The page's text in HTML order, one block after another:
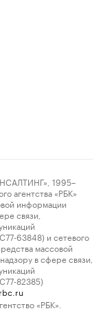
1995–
агентства «РБК»
информации
связи,
63848) и сетевого
массовой
в сфере связи,
82385)
«РБК».